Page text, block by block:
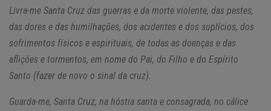
Livra-me Santa Cruz das guerras e da morte violente, das pestes,
das dores e das humilhações, dos acidentes e dos suplícios, dos
sofrimentos físicos e espirituais, de todas as doenças e das
aflições e tormentos, em nome do Pai, do Filho e do Espírito
Santo (fazer de novo o sinal da cruz).
Guarda-me, Santa Cruz, na hóstia santa e consagrada, no cálice